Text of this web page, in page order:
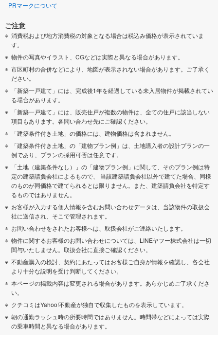
PRマークについて
ご注意
消費税および地方消費税の対象となる場合は税込み価格が表示されていま
す。
物件の写真やイラスト、CGなどは実際と異なる場合があります。
市区町村の合併などにより、地図が表示されない場合があります。ご了承く
ださい。
「新築一戸建て」には、完成後1年を経過している未入居物件が掲載されてい
る場合があります。
「新築一戸建て」には、販売住戸が複数の物件は、全ての住戸に該当しない
項目もあります。各問い合わせ先にご確認ください。
「建築条件付き土地」の価格には、建物価格は含まれません。
「建築条件付き土地」の「建物プラン例」は、土地購入者の設計プランの一
例であり、プランの採用可否は任意です。
「土地（建築条件なし）」の「建物プラン例」に関して、そのプラン例は特
定の建築請負会社によるもので、 当該建築請負会社以外で建てた場合、同様
のものが同価格で建てられるとは限りません。また、建築請負会社を特定す
るものではありません。
お客様が入力する個人情報を含むお問い合わせデータは、当該物件の取扱会
社に送信され、そこで管理されます。
お問い合わせをされたお客様へは、取扱会社がご連絡いたします。
物件に関するお客様のお問い合わせについては、LINEヤフー株式会社は一切
関与いたしません。取扱会社に直接ご確認ください。
不動産購入の検討、契約にあたってはお客様ご自身が情報を確認し、各会社
より十分な説明を受け判断してください。
本ページの掲載内容は変更される場合があります。あらかじめご了承くださ
い。
クチコミはYahoo!不動産が独自で収集したものを表示しています。
朝の通勤ラッシュ時の所要時間ではありません。時間帯などによっては実際
の乗車時間と異なる場合があります。